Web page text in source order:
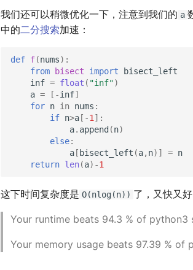
我们还可以稍微优化一下，注意到我们的 a
中的二分搜索加速：
def f(nums):
from bisect import
bisect_left
inf = float ( "inf")
a = [ -inf]
for n in nums :
if n>a[ -1 ]:
a. append(n)
else:
a[bisect_left (a, n)] = n
return len(a) -1
这下时间复杂度是 O(nlog(n)) 了，又快又好
Your runtime beats 94.3 % of python3
Your memory usage beats 97.39 % of